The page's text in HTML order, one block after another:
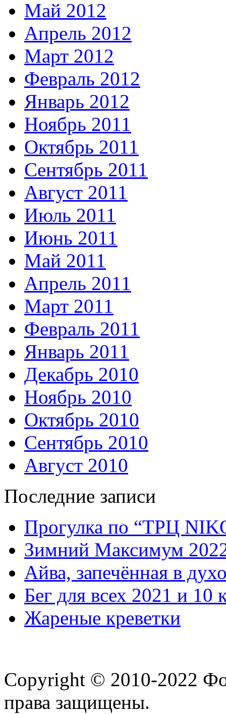
Май 2012
Апрель 2012
Март 2012
Февраль 2012
Январь 2012
Ноябрь 2011
Октябрь 2011
Сентябрь 2011
Август 2011
Июль 2011
Июнь 2011
Май 2011
Апрель 2011
Март 2011
Февраль 2011
Январь 2011
Декабрь 2010
Ноябрь 2010
Октябрь 2010
Сентябрь 2010
Август 2010
Последние записи
Прогулка по “ТРЦ
Зимний Максимум
Айва, запечённая в
Бег для всех 2021 и 10
Жареные креветки
Copyright © 2010-2022
права защищены.